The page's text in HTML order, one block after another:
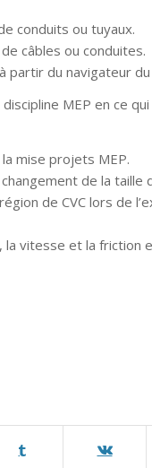
conduits ou tuyaux.
câbles ou conduites.
partir du navigateur
MEP en ce
mise projets MEP.
de la taille
de CVC lors de
vitesse et la friction